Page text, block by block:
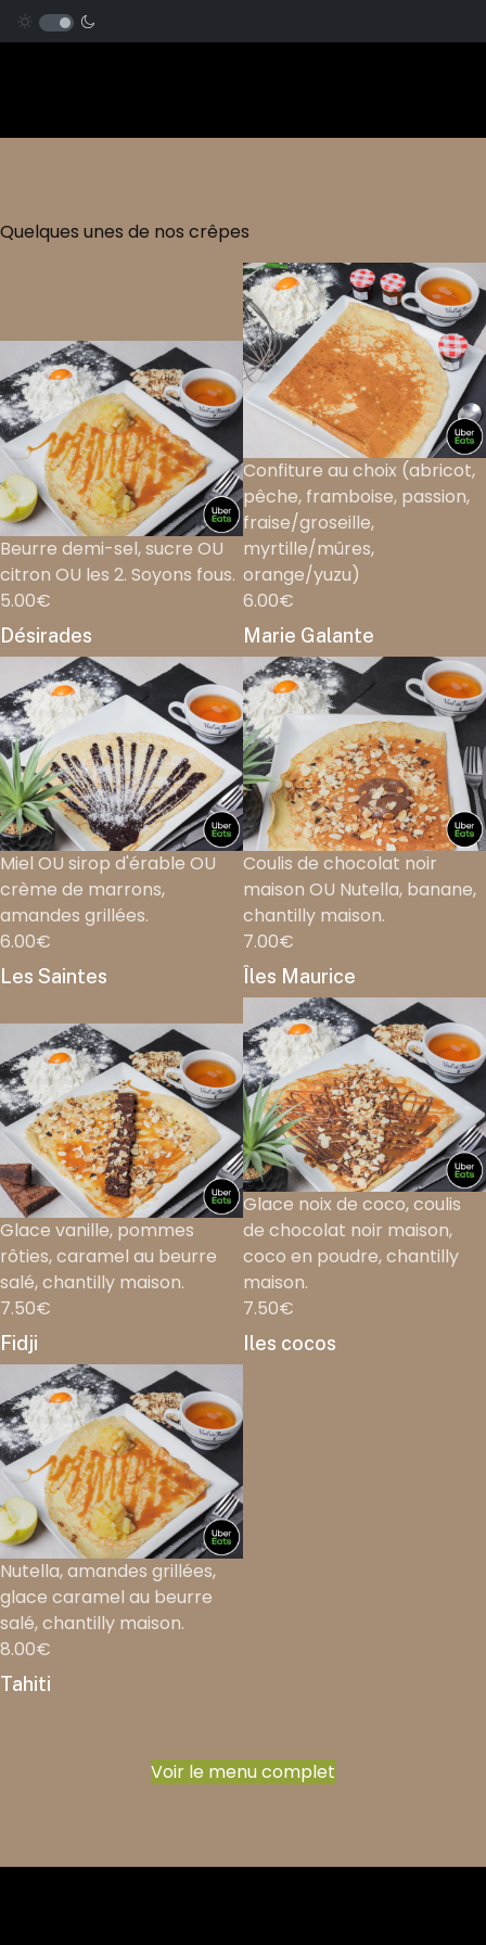
Quelques unes de nos crêpes
Beurre demi-sel, sucre OU
citron OU les 2. Soyons fous.
5.00€
Désirades
Confiture au choix (abricot,
pêche, framboise, passion,
fraise/groseille,
myrtille/mûres,
orange/yuzu)
6.00€
Marie Galante
Miel OU sirop d'érable OU
crème de marrons,
amandes grillées.
6.00€
Les Saintes
Coulis de chocolat noir
maison OU Nutella, banane,
chantilly maison.
7.00€
Îles Maurice
Glace vanille, pommes
rôties, caramel au beurre
salé, chantilly maison.
7.50€
Fidji
Glace noix de coco, coulis
de chocolat noir maison,
coco en poudre, chantilly
maison.
7.50€
Iles cocos
Nutella, amandes grillées,
glace caramel au beurre
salé, chantilly maison.
8.00€
Tahiti
Voir le menu complet